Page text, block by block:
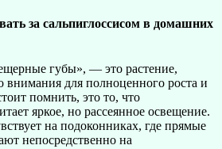
за сальпиглоссисом в домашних
губы», — это растение,
внимания для полноценного роста и
помнить, это то, что
яркое, но рассеянное освещение.
на подоконниках, где прямые
непосредственно на